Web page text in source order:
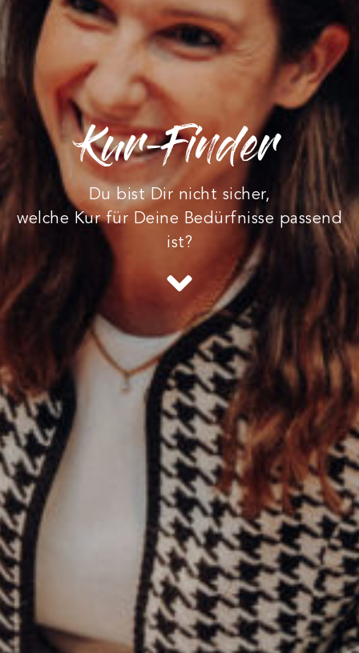
Kur-Finder
Du bist Dir nicht sicher,
welche Kur für Deine Bedürfnisse passend
ist?